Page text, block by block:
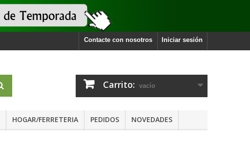
Iniciar sesión
Contacte con nosotros
Carrito: vacío
HOGAR/FERRETERIA PEDIDOS NOVEDADES